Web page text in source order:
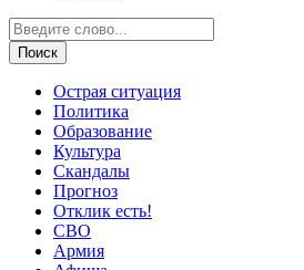
Острая ситуация
Политика
Образование
Культура
Скандалы
Прогноз
Отклик есть!
СВО
Армия